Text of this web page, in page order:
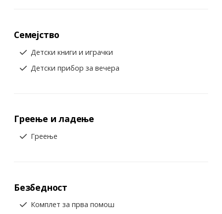
Семејство
Детски книги и играчки
Детски прибор за вечера
Греење и ладење
Греење
Безбедност
Комплет за прва помош